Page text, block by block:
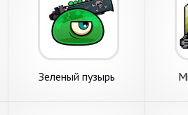
Зеленый пузырь